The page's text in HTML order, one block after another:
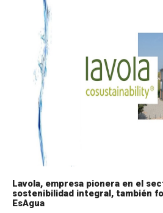
Lavola, empresa pionera en el
sostenibilidad integral, también
EsAgua